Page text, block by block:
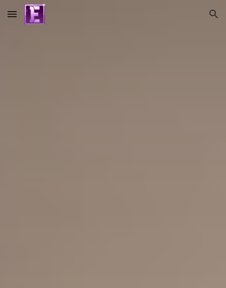
Skip to main content Skip to navigation